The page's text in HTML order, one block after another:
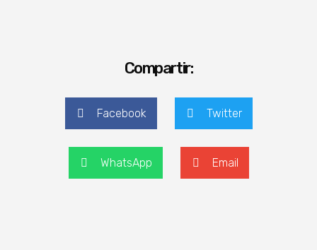
Compartir:
Facebook Twitter
WhatsApp Email